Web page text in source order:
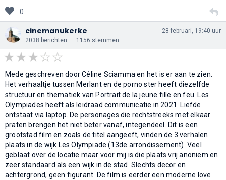
0
cinemanukerke
2038 berichten 1156 stemmen
28 februari, 19:40 uur
Mede geschreven door Céline Sciamma en het is er aan te zien.
Het verhaaltje tussen Merlant en de porno ster heeft diezelfde
structuur en thematiek van Portrait de la jeune fille en feu. Les
Olympiades heeft als leidraad communicatie in 2021. Liefde
ontstaat via laptop. De personages die rechtstreeks met elkaar
praten brengen het niet beter vanaf, integendeel. Dit is een
grootstad film en zoals de titel aangeeft, vinden de 3 verhalen
plaats in de wijk Les Olympiade (13de arrondissement). Veel
geblaat over de locatie maar voor mij is die plaats vrij anoniem en
zeer standaard als een wijk in de stad. Slechts decor en
achtergrond, geen figurant. De film is eerder een moderne love